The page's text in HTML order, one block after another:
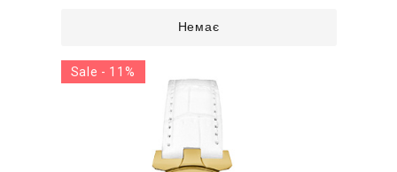
Немає
Sale - 11%